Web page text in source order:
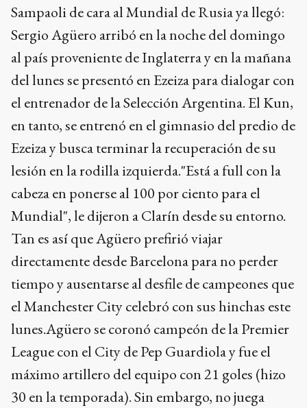
Sampaoli de cara al Mundial de Rusia ya llegó:
Sergio Agüero arribó en la noche del domingo
al país proveniente de Inglaterra y en la mañana
del lunes se presentó en Ezeiza para dialogar con
el entrenador de la Selección Argentina. El Kun,
en tanto, se entrenó en el gimnasio del predio de
Ezeiza y busca terminar la recuperación de su
lesión en la rodilla izquierda."Está a full con la
cabeza en ponerse al 100 por ciento para el
Mundial", le dijeron a Clarín desde su entorno.
Tan es así que Agüero prefirió viajar
directamente desde Barcelona para no perder
tiempo y ausentarse al desfile de campeones que
el Manchester City celebró con sus hinchas este
lunes.Agüero se coronó campeón de la Premier
League con el City de Pep Guardiola y fue el
máximo artillero del equipo con 21 goles (hizo
30 en la temporada). Sin embargo, no juega